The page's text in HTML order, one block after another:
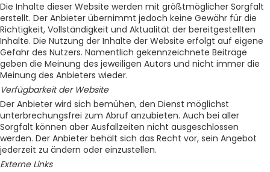
Die Inhalte dieser Website werden mit größtmöglicher Sorgfalt
erstellt. Der Anbieter übernimmt jedoch keine Gewähr für die
Richtigkeit, Vollständigkeit und Aktualität der bereitgestellten
Inhalte. Die Nutzung der Inhalte der Website erfolgt auf eigene
Gefahr des Nutzers. Namentlich gekennzeichnete Beiträge
geben die Meinung des jeweiligen Autors und nicht immer die
Meinung des Anbieters wieder.
Verfügbarkeit der Website
Der Anbieter wird sich bemühen, den Dienst möglichst
unterbrechungsfrei zum Abruf anzubieten. Auch bei aller
Sorgfalt können aber Ausfallzeiten nicht ausgeschlossen
werden. Der Anbieter behält sich das Recht vor, sein Angebot
jederzeit zu ändern oder einzustellen.
Externe Links